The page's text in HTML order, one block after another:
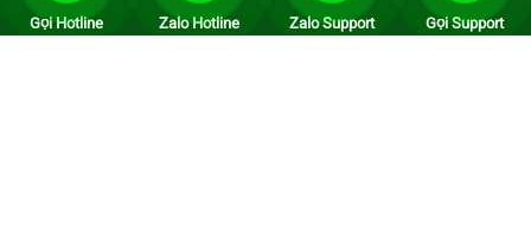
Gọi Hotline Zalo Hotline Zalo Support Gọi Support